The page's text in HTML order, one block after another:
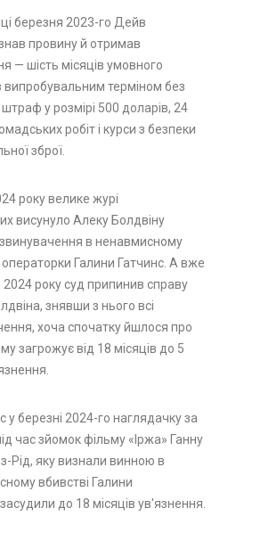
березня 2023-го Дейв
провину й отримав
— шість місяців умовного
випробувальним терміном без
у розмірі 500 доларів, 24
робіт і курси з безпеки
зброї.
року велике журі
висунуло Алеку Болдвіну
в ненавмисному
операторки Галини Гатчинс. А вже
2024 року суд припинив справу
знявши з нього всі
хоча спочатку йшлося про
загрожує від 18 місяців до 5
у березні 2024-го наглядачку за
час зйомок фільму «Іржа» Ганну
Рід, яку визнали винною в
вбивстві Галини
до 18 місяців ув'язнення.